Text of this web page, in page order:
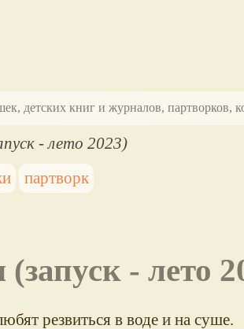
детских книг и журналов, партворков,
- лето 2023)
партворк
- лето
резвиться в воде и на суше.